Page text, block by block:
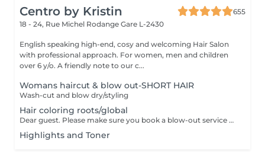
Centro by Kristin
655
18 - 24, Rue Michel Rodange Gare L-2430
English speaking high-end, cosy and welcoming Hair Salon
with professional approach. For women, men and children
over 6 y/o. A friendly note to our c...
Womans haircut & blow out-SHORT HAIR
Wash-cut and blow dry/styling
Hair coloring roots/global
Dear guest. Please make sure you book a blow-out service after your color service, that is additional 30 minutes to the total service. Thank you for understanding. Team Centro
Highlights and Toner